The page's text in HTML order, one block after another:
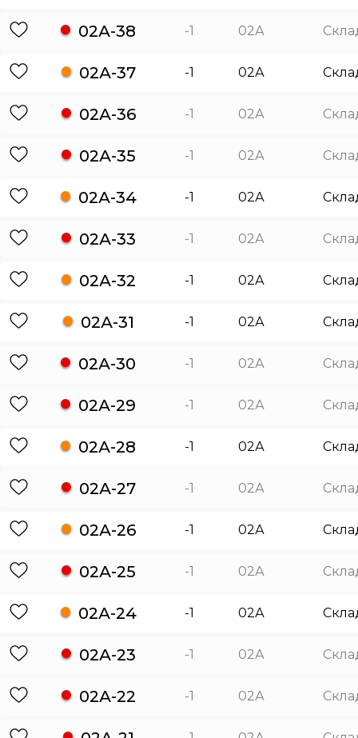
02А-38 -1 02А
02А-37 -1 02А
02А-36 -1 02А
02А-35 -1 02А
02А-34 -1 02А
02А-33 -1 02А
02А-32 -1 02А
02А-31 -1 02А
02А-30 -1 02А
02А-29 -1 02А
02А-28 -1 02А
02А-27 -1 02А
02А-26 -1 02А
02А-25 -1 02А
02А-24 -1 02А
02А-23 -1 02А
02А-22 -1 02А